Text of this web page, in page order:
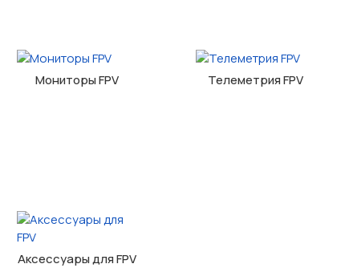
Мониторы FPV Телеметрия FPV
Аксессуары для FPV